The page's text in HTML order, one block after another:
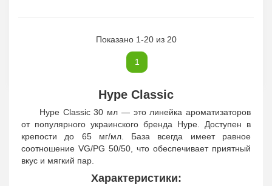
Показано 1-20 из 20
1
Hype Classic
Hype Classic 30 мл — это линейка ароматизаторов
от популярного украинского бренда Hype. Доступен в
крепости до 65 мг/мл. База всегда имеет равное
соотношение VG/PG 50/50, что обеспечивает приятный
вкус и мягкий пар.
Характеристики: